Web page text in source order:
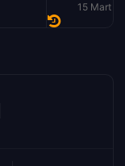
15 Mart